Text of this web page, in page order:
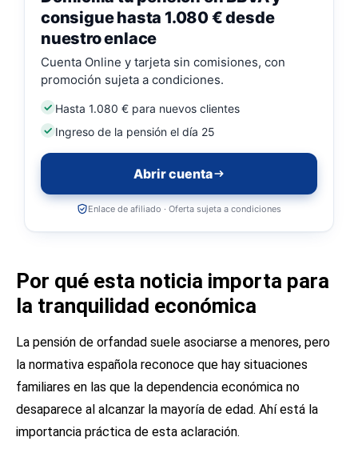
consigue hasta 1.080 € desde
nuestro enlace
Cuenta Online y tarjeta sin comisiones, con
promoción sujeta a condiciones.
Hasta 1.080 € para nuevos clientes
Ingreso de la pensión el día 25
Abrir cuenta
Enlace de afiliado · Oferta sujeta a condiciones
Por qué esta noticia importa para
la tranquilidad económica
La pensión de orfandad suele asociarse a menores, pero
la normativa española reconoce que hay situaciones
familiares en las que la dependencia económica no
desaparece al alcanzar la mayoría de edad. Ahí está la
importancia práctica de esta aclaración.